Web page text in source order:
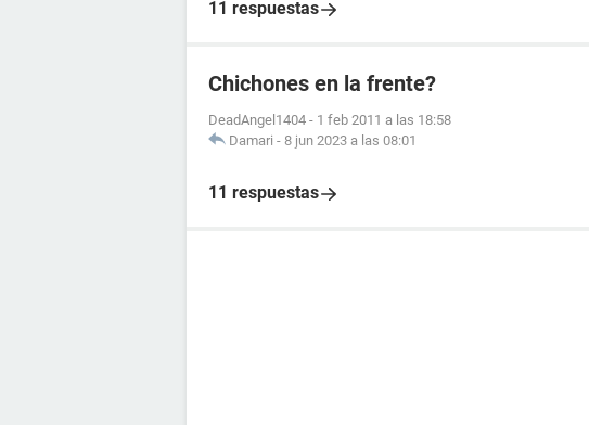
11 respuestas
Chichones en la frente?
DeadAngel1404 - 1 feb 2011 a las 18:58
Damari - 8 jun 2023 a las 08:01
11 respuestas